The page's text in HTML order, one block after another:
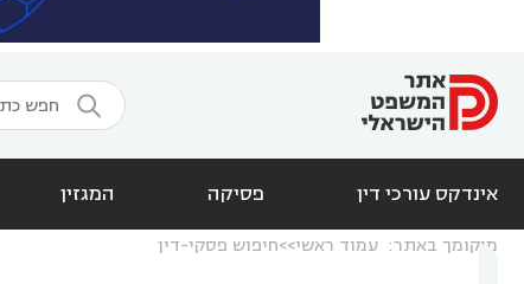

אינדקס עורכי דין פסיקה המגזין
מיקומך באתר: עמוד ראשי חיפוש פסקי-דין